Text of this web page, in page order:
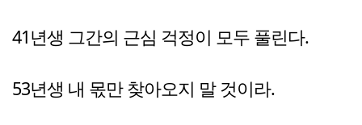
41년생 그간의 근심 걱정이 모두 풀린다.
53년생 내 몫만 찾아오지 말 것이라.